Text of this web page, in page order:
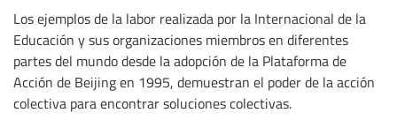
Los ejemplos de la labor realizada por la Internacional de la
Educación y sus organizaciones miembros en diferentes
partes del mundo desde la adopción de la Plataforma de
Acción de Beijing en 1995, demuestran el poder de la acción
colectiva para encontrar soluciones colectivas.